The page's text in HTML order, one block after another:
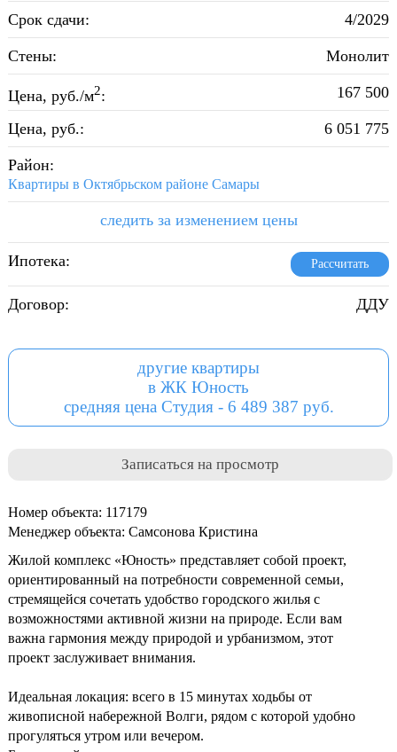
Срок сдачи: 4/2029
Стены: Монолит
Цена, руб./м2: 167 500
Цена, руб.: 6 051 775
Район:
Квартиры в Октябрьском районе Самары
следить за изменением цены
Ипотека: Рассчитать
Договор: ДДУ
другие квартиры
в ЖК Юность
средняя цена Студия - 6 489 387 руб.
Записаться на просмотр
Номер объекта: 117179
Менеджер объекта: Самсонова Кристина
Жилой комплекс «Юность» представляет собой проект,
ориентированный на потребности современной семьи,
стремящейся сочетать удобство городского жилья с
возможностями активной жизни на природе. Если вам
важна гармония между природой и урбанизмом, этот
проект заслуживает внимания.
Идеальная локация: всего в 15 минутах ходьбы от
живописной набережной Волги, рядом с которой удобно
прогуляться утром или вечером.